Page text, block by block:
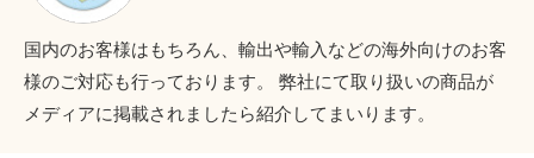
国内のお客様はもちろん、輸出や輸入などの海外向けのお客
様のご対応も行っております。 弊社にて取り扱いの商品が
メディアに掲載されましたら紹介してまいります。